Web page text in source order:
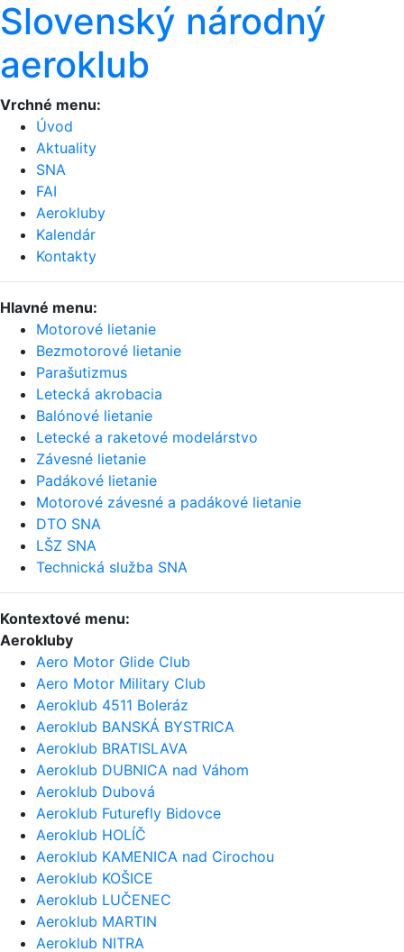
Slovenský národný
aeroklub
Vrchné menu:
Úvod
Aktuality
SNA
FAI
Aerokluby
Kalendár
Kontakty
Hlavné menu:
Motorové lietanie
Bezmotorové lietanie
Parašutizmus
Letecká akrobacia
Balónové lietanie
Letecké a raketové modelárstvo
Závesné lietanie
Padákové lietanie
Motorové závesné a padákové lietanie
DTO SNA
LŠZ SNA
Technická služba SNA
Kontextové menu:
Aerokluby
Aero Motor Glide Club
Aero Motor Military Club
Aeroklub 4511 Boleráz
Aeroklub BANSKÁ BYSTRICA
Aeroklub BRATISLAVA
Aeroklub DUBNICA nad Váhom
Aeroklub Dubová
Aeroklub Futurefly Bidovce
Aeroklub HOLÍČ
Aeroklub KAMENICA nad Cirochou
Aeroklub KOŠICE
Aeroklub LUČENEC
Aeroklub MARTIN
Aeroklub NITRA